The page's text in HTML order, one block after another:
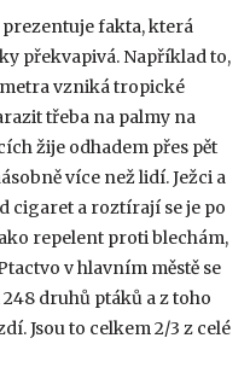
fakta, která
překvapivá. Například to,
vzniká tropické
třeba na palmy na
žije odhadem přes pět
více než lidí. Ježci a
cigaret a roztírají se je po
repelent proti blechám,
v hlavním městě se
druhů ptáků a z toho
Jsou to celkem 2/3 z celé